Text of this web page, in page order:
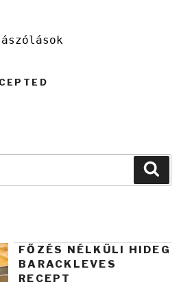
FŐZÉS NÉLKÜLI HIDEG
BARACKLEVES
RECEPT